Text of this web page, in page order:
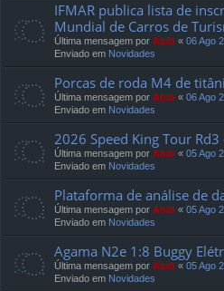
IFMAR publica lista de
Mundial de Carros de
Última mensagem por Abib « 06 Ago
Enviado em Novidades
Porcas de roda M4 de
Última mensagem por Abib « 06 Ago
Enviado em Novidades
2026 Speed ​​King Tour Rd3
Última mensagem por Abib « 05 Ago
Enviado em Novidades
Plataforma de análise de
Última mensagem por Abib « 05 Ago
Enviado em Novidades
Agama N2e 1:8 Buggy
Última mensagem por Abib « 05 Ago
Enviado em Novidades